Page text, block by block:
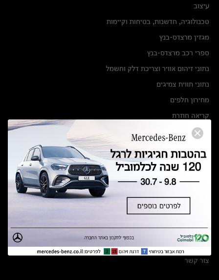
עיצוב
טכנולוגיה, חדשנות, בטיחות וקיימות
מגזין מרצדס-בנץ
ספרי רכב מרצדס-בנץ
נתוני זיהום אוויר וצריכת דלק וחשמל
נתוני תווית צמיגים
מחירון חלפים
קריאה חוזרת
הודעה על הטבות לרכבי מרצדס בהסדר פשרה בתצ 56447-02-19
תקנון ימי מכירות 120 לכלמוביל
מצאו אותנו
אולמות תצוגה
מרכזי שירות
צור קשר